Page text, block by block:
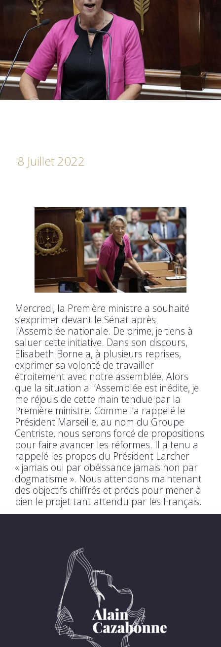
8 Juillet 2022
Mercredi, la Première ministre a souhaité
s’exprimer devant le Sénat après
l’Assemblée nationale. De prime, je tiens à
saluer cette initiative. Dans son discours,
Elisabeth Borne a, à plusieurs reprises,
exprimer sa volonté de travailler
étroitement avec notre assemblée. Alors
que la situation a l’Assemblée est inédite, je
me réjouis de cette main tendue par la
Première ministre. Comme l’a rappelé le
Président Marseille, au nom du Groupe
Centriste, nous serons forcé de propositions
pour faire avancer les réformes. Il a tenu a
rappelé les propos du Président Larcher
« jamais oui par obéissance jamais non par
dogmatisme ». Nous attendons maintenant
des objectifs chiffrés et précis pour mener à
bien le projet tant attendu par les Français.